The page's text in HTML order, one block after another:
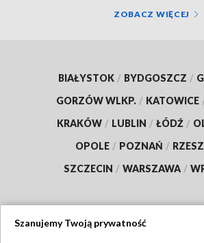
ZOBACZ WIĘCEJ
BIAŁYSTOK / BYDGOSZCZ /
GORZÓW WLKP. / KATOWICE
KRAKÓW / LUBLIN / ŁÓDŹ /
OPOLE / POZNAŃ /
SZCZECIN / WARSZAWA /
Szanujemy Twoją prywatność